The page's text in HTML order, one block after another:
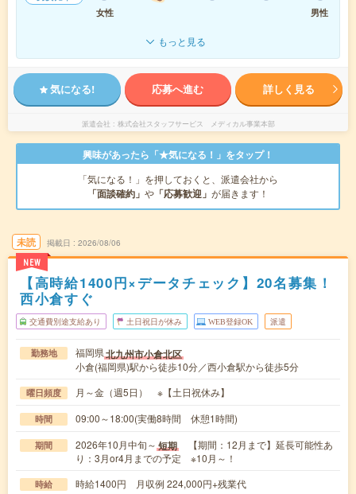
女性
男性
もっと見る
気になる! 応募へ進む 詳しく見る
派遣会社 株式会社スタッフサービス メディカル事業本部
興味があったら「★気になる！」をタップ！
「気になる！」を押しておくと、派遣会社から
「面談確約」 や 「応募歓迎」 が届きます！
未読
NEW
掲載日 2026/08/06
【高時給1400円×データチェック】20名募集！
西小倉すぐ
交通費別途支給あり 土日祝日が休み WEB登録OK 派遣
勤務地 福岡県北九州市小倉北区
小倉(福岡県)駅から徒歩10分／西小倉駅から徒歩5分
曜日頻度 月～金（週5日） ※【土日祝休み】
時間 09:00～18:00(実働8時間 休憩1時間)
期間 2026年10月中旬～ 短期
【期間：12月まで】延長可能性あ
り：3月or4月までの予定 ※10月～！
時給 時給1400円 月収例 224,000円+残業代